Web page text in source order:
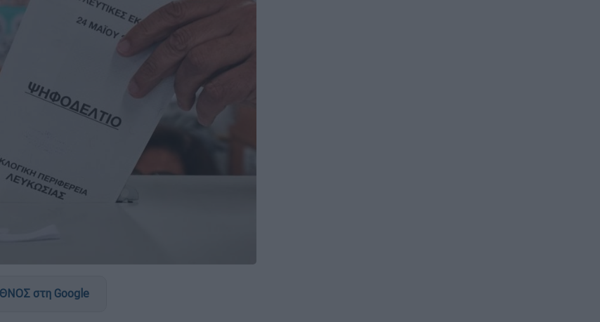
στη Google